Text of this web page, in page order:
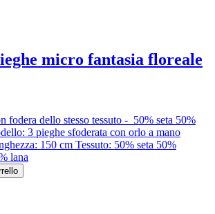
micro fantasia floreale
fodera dello stesso tessuto - 50% seta 50%
3 pieghe sfoderata con orlo a mano
150 cm Tessuto: 50% seta 50%
lana